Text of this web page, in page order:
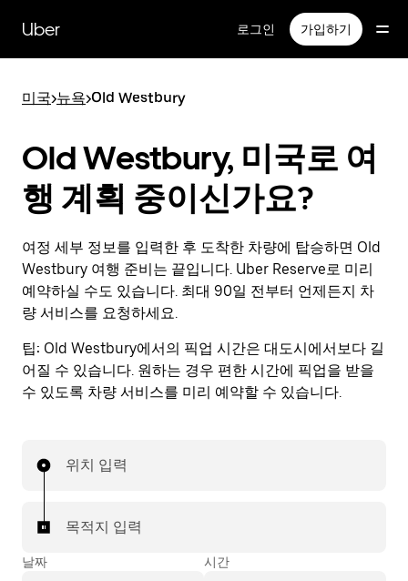
Uber 로그인 가입하기
미국>뉴욕>Old Westbury
Old Westbury, 미국로 여
행 계획 중이신가요?
여정 세부 정보를 입력한 후 도착한 차량에 탑승하면 Old
Westbury 여행 준비는 끝입니다. Uber Reserve로 미리
예약하실 수도 있습니다. 최대 90일 전부터 언제든지 차
량 서비스를 요청하세요.
팁: Old Westbury에서의 픽업 시간은 대도시에서보다 길
어질 수 있습니다. 원하는 경우 편한 시간에 픽업을 받을
수 있도록 차량 서비스를 미리 예약할 수 있습니다.
위치 입력
목적지 입력
날짜 시간